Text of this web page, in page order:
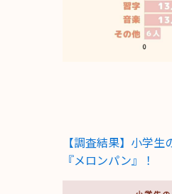
【調査結果】小学
『メロンパン』！